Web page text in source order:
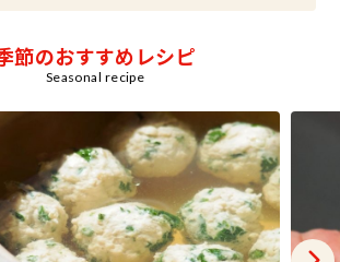
節のおすすめレシピ
Seasonal recipe